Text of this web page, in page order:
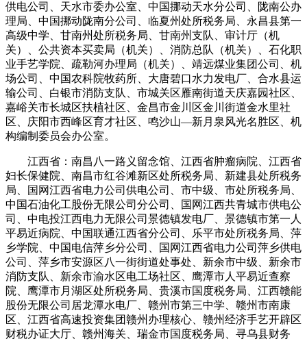
供电公司、天水市委办公室、中国挪动天水分公司、陇南公办
理局、中国挪动陇南分公司、临夏州处所税务局、永昌县第一
高级中学、甘南州处所税务局、甘南州支队、审计厅（机
关）、公共资本买卖局（机关）、消防总队（机关）、石化职
业手艺学院、疏勒河办理局（机关）、靖远煤业集团公司、机
场公司、中国农科院牧药所、大唐碧口水力发电厂、合水县运
输公司、白银市消防支队、市城关区雁南街道天庆嘉园社区、
嘉峪关市长城区扶植社区、金昌市金川区金川街道金水里社
区、庆阳市西峰区育才社区、鸣沙山—新月泉风光名胜区、机
构编制委员会办公室。
江西省：南昌八一路义留念馆、江西省肿瘤病院、江西省
妇长保健院、南昌市红谷滩新区处所税务局、新建县处所税务
局、国网江西省电力公司供电公司、市中级、市处所税务局、
中国石油化工股份无限公司分公司、国网江西共青城市供电公
司、中电投江西电力无限公司景德镇发电厂、景德镇市第一人
平易近病院、中国联通江西省分公司、乐平市处所税务局、萍
乡学院、中国电信萍乡分公司、国网江西省电力公司萍乡供电
公司、萍乡市安源区八一街街道处事处、新余市中级、新余市
消防支队、新余市渝水区电工场社区、鹰潭市人平易近查察
院、鹰潭市月湖区处所税务局、贵溪市国度税务局、江西赣能
股份无限公司居龙潭水电厂、赣州市第三中学、赣州市南康
区、江西省高速投资集团赣州办理核心、赣州经济手艺开辟区
财税办证大厅、赣州海关、瑞金市国度税务局、寻乌县财务